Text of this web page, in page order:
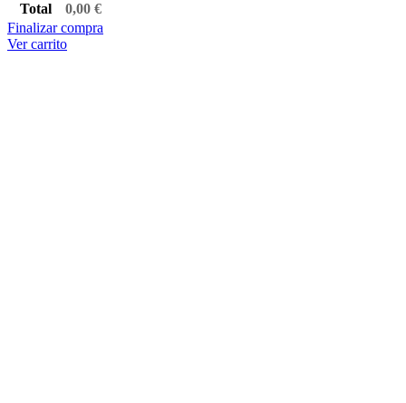
Total
0,00 €
Finalizar compra
Ver carrito